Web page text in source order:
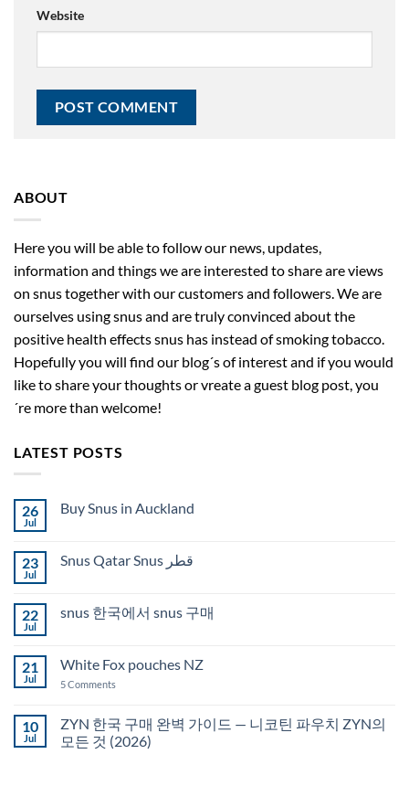
Website
ABOUT
Here you will be able to follow our news, updates,
information and things we are interested to share are views
on snus together with our customers and followers. We are
ourselves using snus and are truly convinced about the
positive health effects snus has instead of smoking tobacco.
Hopefully you will find our blog´s of interest and if you would
like to share your thoughts or vreate a guest blog post, you
´re more than welcome!
LATEST POSTS
26
Jul
Buy Snus in Auckland
Buy
23
Jul
Snus Qatar Snus قطر
Snus
22
Jul
snus 한국에서 snus 구매
snus
국
snus
구
매
21
Jul
White Fox pouches NZ
5 Comments
pouches
NZ
10
Jul
ZYN 한국 구매 완벽 가이드 — 니코틴 파우치 ZYN의
모든 것 (2026)